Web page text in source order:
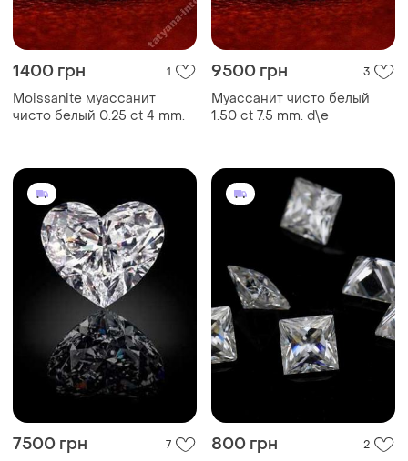
1400 грн 1
Moissanite муассанит
чисто белый 0.25 ct 4 mm.
9500 грн 3
Муассанит чисто белый
1.50 ct 7.5 mm. d\e
7500 грн 7 800 грн 2